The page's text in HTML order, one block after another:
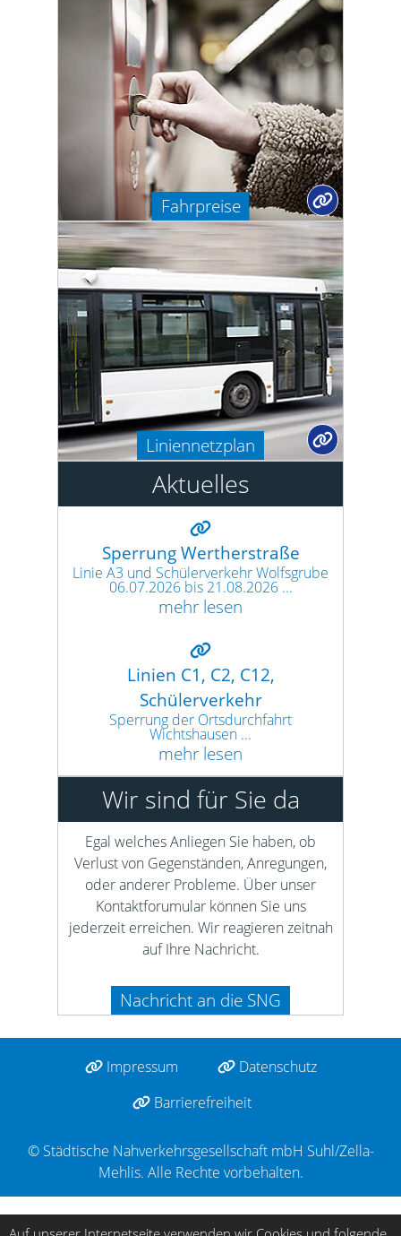
Fahrpreise
Liniennetzplan
Aktuelles
Sperrung Wertherstraße
Linie A3 und Schülerverkehr Wolfsgrube
06.07.2026 bis 21.08.2026 ...
mehr lesen
Linien C1, C2, C12,
Schülerverkehr
Sperrung der Ortsdurchfahrt
Wichtshausen ...
mehr lesen
Wir sind für Sie da
Egal welches Anliegen Sie haben, ob
Verlust von Gegenständen, Anregungen,
oder anderer Probleme. Über unser
Kontaktforumular können Sie uns
jederzeit erreichen. Wir reagieren zeitnah
auf Ihre Nachricht.
Nachricht an die SNG
Impressum
Datenschutz
Barrierefreiheit
© Städtische Nahverkehrsgesellschaft mbH Suhl/Zella-
Mehlis. Alle Rechte vorbehalten.